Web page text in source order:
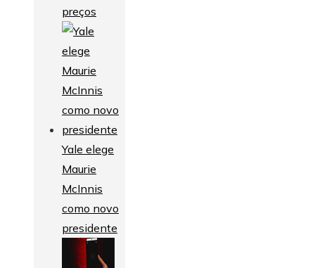
preços
Yale elege
Maurie
McInnis
como novo
presidente